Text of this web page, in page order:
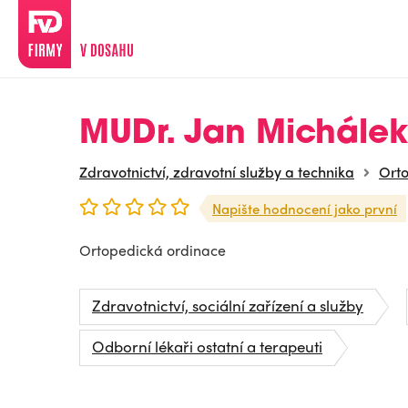
MUDr. Jan Michálek
Zdravotnictví, zdravotní služby a technika
Napište hodnocení jako první
Ortopedická ordinace
Zdravotnictví, sociální zařízení a služby
Odborní lékaři ostatní a terapeuti